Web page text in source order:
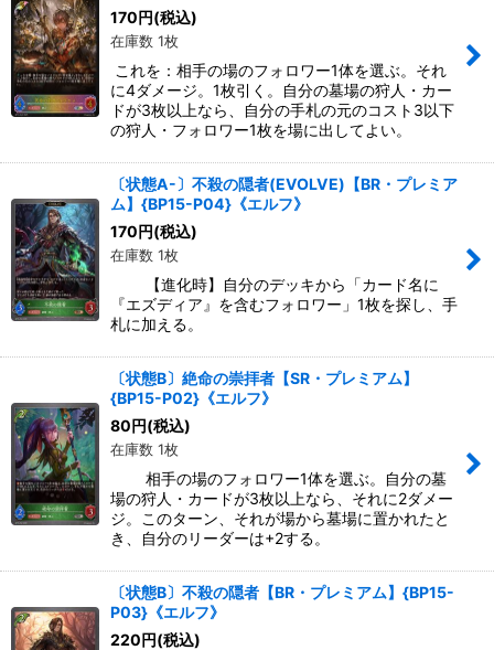
170円(税込)
在庫数 1枚
これを：相手の場のフォロワー1体を選ぶ。それ
に4ダメージ。1枚引く。自分の墓場の狩人・カー
ドが3枚以上なら、自分の手札の元のコスト3以下
の狩人・フォロワー1枚を場に出してよい。
〔状態A-〕不殺の隠者(EVOLVE)【BR・プレミア
ム】{BP15-P04}《エルフ》
170円(税込)
在庫数 1枚
【進化時】自分のデッキから「カード名に
『エズディア』を含むフォロワー」1枚を探し、手
札に加える。
〔状態B〕絶命の崇拝者【SR・プレミアム】
{BP15-P02}《エルフ》
80円(税込)
在庫数 1枚
相手の場のフォロワー1体を選ぶ。自分の墓
場の狩人・カードが3枚以上なら、それに2ダメー
ジ。このターン、それが場から墓場に置かれたと
き、自分のリーダーは+2する。
〔状態B〕不殺の隠者【BR・プレミアム】{BP15-
P03}《エルフ》
220円(税込)